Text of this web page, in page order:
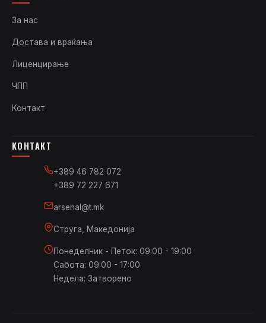
За нас
Достава и враќања
Лиценцирање
ЧПП
Контакт
КОНТАКТ
+389 46 782 072
+389 72 227 671
arsenal@t.mk
Струга, Македонија
Понеделник - Петок: 09:00 - 19:00
Сабота: 09:00 - 17:00
Недела: Затворено